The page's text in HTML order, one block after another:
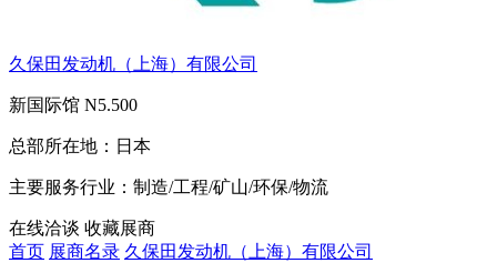
久保田发动机（上海）有限公司
新国际馆 N5.500
总部所在地： 日本
主要服务行业： 制造/工程/矿山/环保/物流
在线洽谈 收藏展商
首页 展商名录 久保田发动机（上海）有限公司